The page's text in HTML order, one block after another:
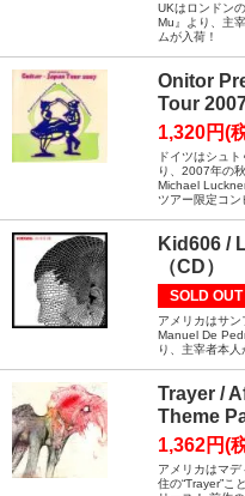
UKはロンドン
Mu』より、主
ムが入荷！
Onitor
Tour
1,320円(
ドイツはシュ
り、2007年の
Michael
ツアー限定コン
Kid606 /
（CD）
SOLD OUT
アメリカはサン
Manuel De
り、主宰者本人
Trayer /
Theme
1,362円(
アメリカはマ
住の“Trayer”こ